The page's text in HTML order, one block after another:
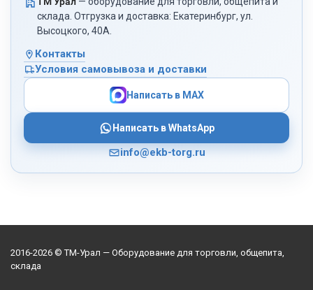
склада. Отгрузка и доставка: Екатеринбург, ул.
Высоцкого, 40А.
Контакты
Условия самовывоза и доставки
Написать в MAX
Написать в WhatsApp
info@ekb-torg.ru
2016-2026 © ТМ-Урал — Оборудование для торговли, общепита,
склада